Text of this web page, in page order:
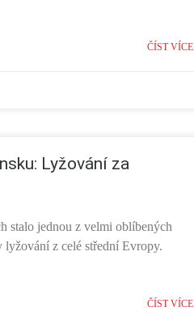
ČÍST VÍCE
Lyžování za
stalo jednou z velmi oblíbených
z celé střední Evropy.
ČÍST VÍCE